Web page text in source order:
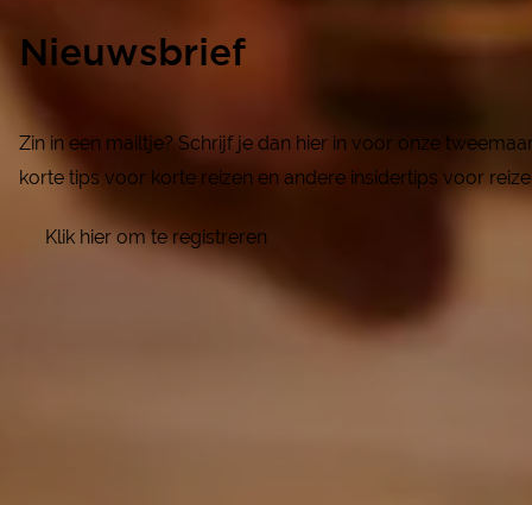
Nieuwsbrief
Zin in een mailtje? Schrijf je dan hier in voor onze
korte tips voor korte reizen en andere insidertips voor
Klik hier om te registreren